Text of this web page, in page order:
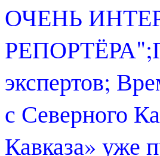
ОЧЕНЬ
экспертов;
с Северного
Кавказа» уже